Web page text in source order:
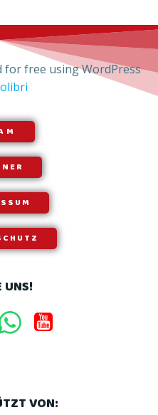
for free using WordPress
UNS!
VON: